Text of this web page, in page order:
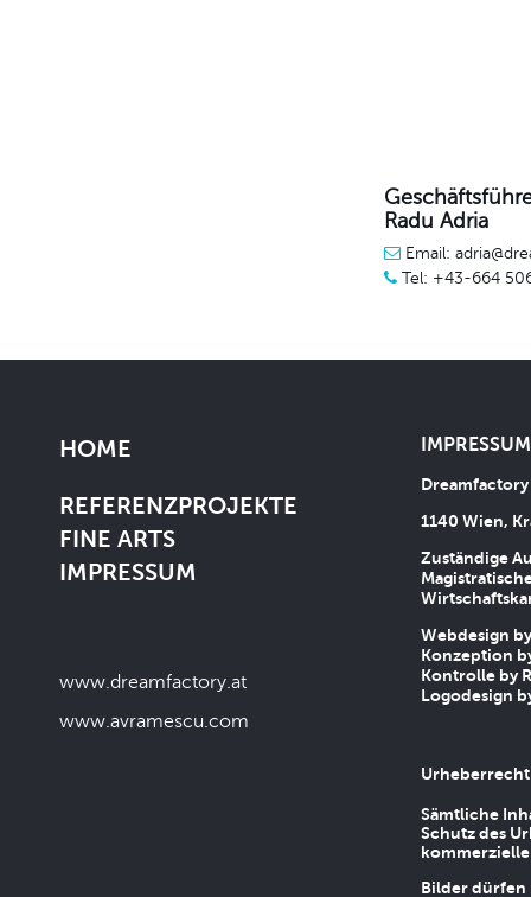
Radu Adria
Email:
Tel: +43-664
HOME
REFERENZPROJEKTE
FINE ARTS
IMPRESSUM
www.dreamfactory.at
www.avramescu.com
1140 Wien,
Zuständige
Webdesign
Konzeption
Kontrolle by
Logodesign
Urheberrecht
Sämtliche
Schutz des
Bilder dürfen